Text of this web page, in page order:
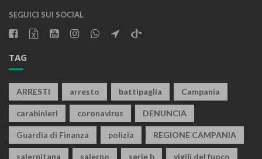
SEGUICI SUI SOCIAL
TAG
ARRESTI arresto battipaglia Campania
carabinieri coronavirus DENUNCIA
Guardia di Finanza polizia REGIONE CAMPANIA
salernitana salerno serie b vigili del fuoco